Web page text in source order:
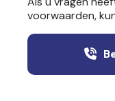
voorwaarden,